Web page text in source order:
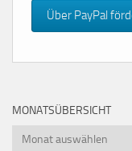
Über PayPal
MONATSÜBERSICHT
Monatsübersicht